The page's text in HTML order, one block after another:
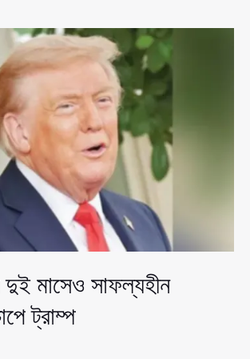
দুই মাসেও সাফল্যহীন
ট্রাম্প